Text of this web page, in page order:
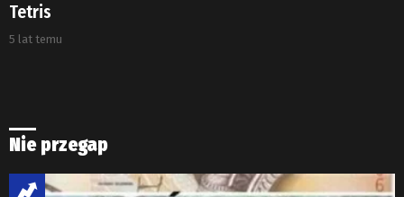
Tetris
5 lat temu
Nie przegap